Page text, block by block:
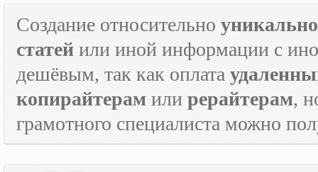
Создание относительно
статей или иной информации с
дешёвым, так как оплата
копирайтерам или рерайтерам,
грамотного специалиста можно